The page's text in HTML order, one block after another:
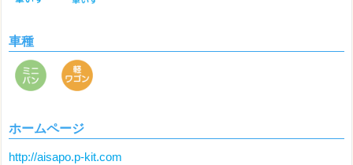
車種
ホームページ
http://aisapo.p-kit.com